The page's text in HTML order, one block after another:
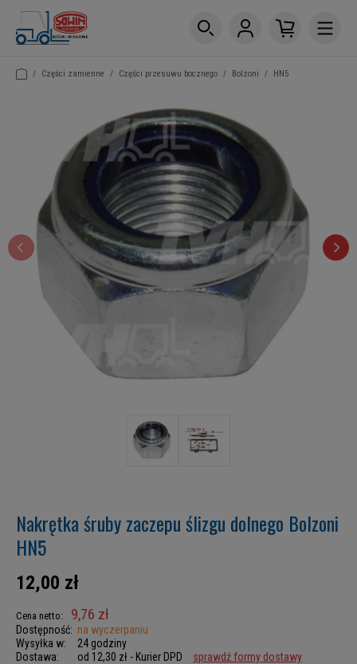
/ Części zamienne / Części przesuwu bocznego / Bolzoni / HN5
Nakrętka śruby zaczepu ślizgu dolnego Bolzoni
HN5
12,00 zł
Cena netto: 9,76 zł
Dostępność: na wyczerpaniu
Wysyłka w:
24 godziny
Dostawa:
od 12,30 zł - Kurier DPD sprawdź formy dostawy